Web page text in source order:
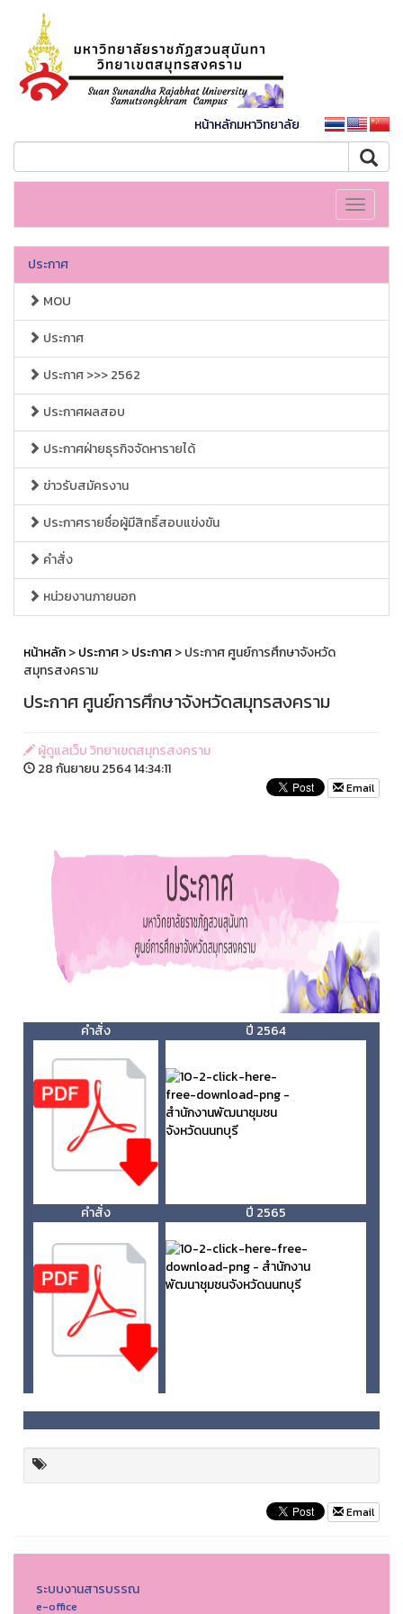
หน้าหลักมหาวิทยาลัย
Toggle
ประกาศ
MOU
ประกาศ
ประกาศ >>> 2562
ประกาศผลสอบ
ประกาศฝ่ายธุรกิจจัดหารายได้
ข่าวรับสมัครงาน
ประกาศรายชื่อผู้มีสิทธิ์สอบแข่งขัน
คำสั่ง
หน่วยงานภายนอก
หน้าหลัก>ประกาศ>ประกาศ> ประกาศ ศูนย์การศึกษาจังหวัด
สมุทรสงคราม
ประกาศ ศูนย์การศึกษาจังหวัดสมุทรสงคราม
ผู้ดูแลเว็บ วิทยาเขตสมุทรสงคราม
28 กันยายน 2564 14:34:11
Email
คำสั่ง ปี 2564
คำสั่ง ปี 2565
Email
ระบบงานสารบรรณ
e-office